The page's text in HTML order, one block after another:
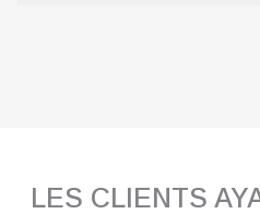
LES CLIENTS